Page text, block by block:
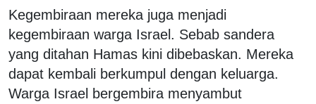
Kegembiraan mereka juga menjadi
kegembiraan warga Israel. Sebab sandera
yang ditahan Hamas kini dibebaskan. Mereka
dapat kembali berkumpul dengan keluarga.
Warga Israel bergembira menyambut